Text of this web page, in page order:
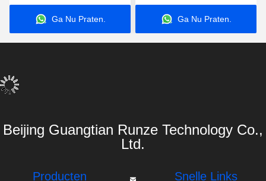
Applications Server
Ga Nu Praten.
zakelijke toepassingen
Ga Nu Praten.
Beijing Guangtian Runze Technology Co.,
Ltd.
Producten Snelle Links